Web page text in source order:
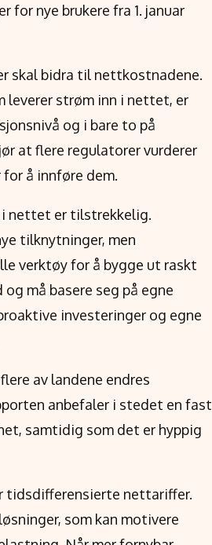
nye brukere fra 1. januar
skal bidra til nettkostnadene.
leverer strøm inn i nettet, er
og i bare to på
at flere regulatorer vurderer
å innføre dem.
i nettet er tilstrekkelig.
tilknytninger, men
verktøy for å bygge ut raskt
må basere seg på egne
investeringer og egne
av landene endres
anbefaler i stedet en fast
samtidig som det er hyppig
tidsdifferensierte nettariffer.
som kan motivere